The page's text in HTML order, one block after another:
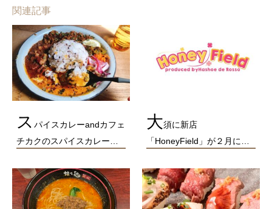
関連記事
ス パイスカレーandカフェ
チカクのスパイスカレー…
大須に新店
「HoneyField」が２月に…